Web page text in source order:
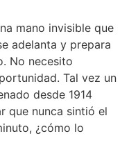
mano invisible que
adelanta y prepara
No necesito
Tal vez un
desde 1914
que nunca sintió el
¿cómo lo